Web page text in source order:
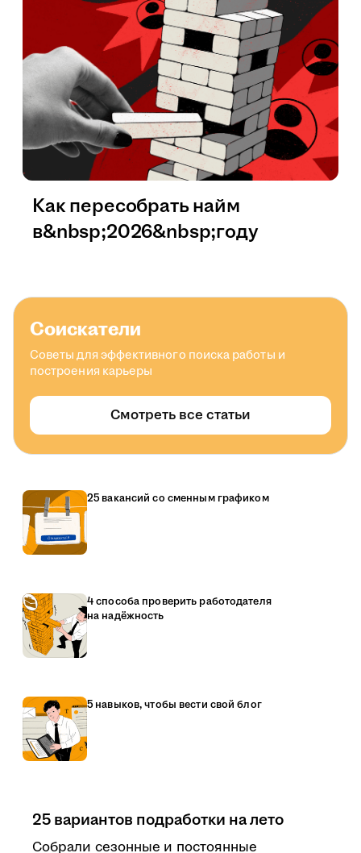
Как пересобрать найм
в&nbsp;2026&nbsp;году
Соискатели
Советы для эффективного поиска работы и
построения карьеры
Смотреть все статьи
25 вакансий со сменным графиком
4 способа проверить работодателя
на надёжность
5 навыков, чтобы вести свой блог
25 вариантов подработки на лето
Собрали сезонные и постоянные